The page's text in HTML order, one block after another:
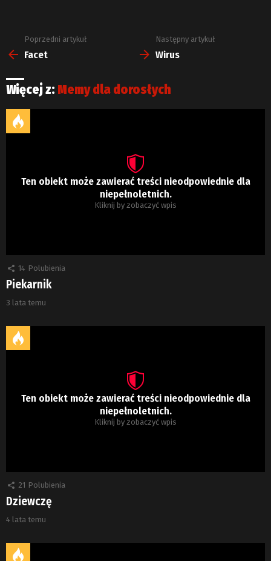
Zobacz
więcej
Poprzedni artykuł
Facet
Następny artykuł
Wirus
Więcej z: Memy dla dorosłych
Ten obiekt może zawierać treści nieodpowiednie dla
niepełnoletnich.
Kliknij by zobaczyć wpis
14 Polubienia
Piekarnik
3 lata temu
Ten obiekt może zawierać treści nieodpowiednie dla
niepełnoletnich.
Kliknij by zobaczyć wpis
21 Polubienia
Dziewczę
4 lata temu